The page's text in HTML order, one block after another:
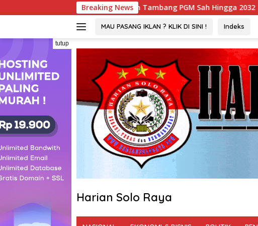
ke
Breaking News
: Izin Tambang PGM Sah Hingga 2032 Viral ! Wartawati 22
MAU PASANG IKLAN ? KLIK DI SINI ! Indeks
tutup
Harian Solo Raya
Tegas